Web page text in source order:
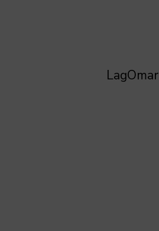
LagOmar